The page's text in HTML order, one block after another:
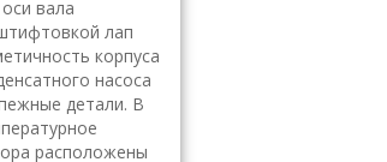
вала
лап
корпуса
насоса
детали. В
расположены